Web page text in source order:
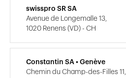
swisspro SR SA
Avenue de Longemalle 13,
1020 Renens (VD) - CH
Constantin SA • Genève
Chemin du Champ-des-Filles 11,